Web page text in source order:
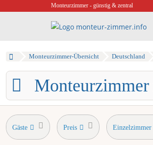
Monteurzimmer - günstig & zentral
Monteurzimmer-Übersicht Deutschland
Monteurzimmer
Gäste Preis Einzelzimmer